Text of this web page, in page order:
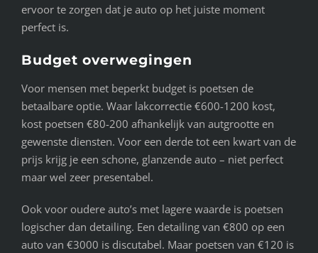
ervoor te zorgen dat je auto op het juiste moment
perfect is.
Budget overwegingen
Voor mensen met beperkt budget is poetsen de
betaalbare optie. Waar lakcorrectie €600-1200 kost,
kost poetsen €80-200 afhankelijk van autgrootte en
gewenste diensten. Voor een derde tot een kwart van de
prijs krijg je een schone, glanzende auto – niet perfect
maar wel zeer presentabel.
Ook voor oudere auto’s met lagere waarde is poetsen
logischer dan detailing. Een detailing van €800 op een
auto van €3000 is discutabel. Maar poetsen van €120 is